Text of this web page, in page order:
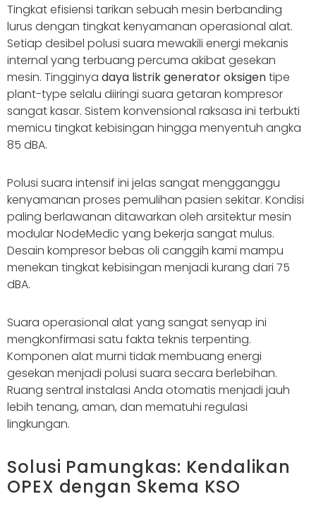
Tingkat efisiensi tarikan sebuah mesin berbanding
lurus dengan tingkat kenyamanan operasional alat.
Setiap desibel polusi suara mewakili energi mekanis
internal yang terbuang percuma akibat gesekan
mesin. Tingginya daya listrik generator oksigentipe
plant-type selalu diiringi suara getaran kompresor
sangat kasar. Sistem konvensional raksasa ini terbukti
memicu tingkat kebisingan hingga menyentuh angka
85 dBA.
Polusi suara intensif ini jelas sangat mengganggu
kenyamanan proses pemulihan pasien sekitar. Kondisi
paling berlawanan ditawarkan oleh arsitektur mesin
modular NodeMedic yang bekerja sangat mulus.
Desain kompresor bebas oli canggih kami mampu
menekan tingkat kebisingan menjadi kurang dari 75
dBA.
Suara operasional alat yang sangat senyap ini
mengkonfirmasi satu fakta teknis terpenting.
Komponen alat murni tidak membuang energi
gesekan menjadi polusi suara secara berlebihan.
Ruang sentral instalasi Anda otomatis menjadi jauh
lebih tenang, aman, dan mematuhi regulasi
lingkungan.
Solusi Pamungkas: Kendalikan
OPEX dengan Skema KSO